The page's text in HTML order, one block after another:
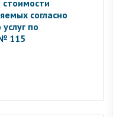
согласно
по
115